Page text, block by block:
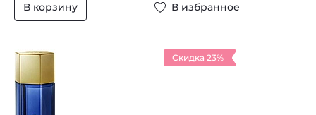
В корзину В избранное
Скидка 23%